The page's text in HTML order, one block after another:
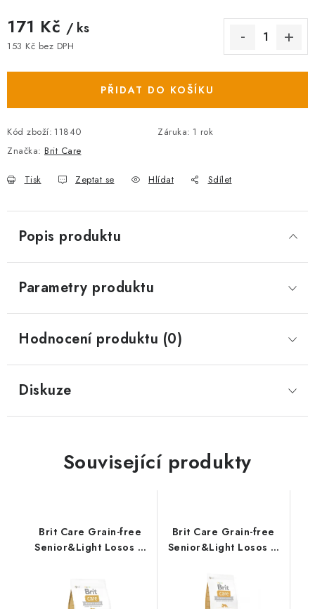
171 Kč / ks
153 Kč bez DPH
PŘIDAT DO KOŠÍKU
Kód zboží: 11840 Záruka: 1 rok
Značka: Brit Care
Tisk Zeptat se Hlídat Sdílet
Popis produktu
Parametry produktu
Hodnocení produktu (0)
Diskuze
Související produkty
Brit Care Grain-free
Senior&Light Losos &
Brit Care Grain-free
Senior&Light Losos &